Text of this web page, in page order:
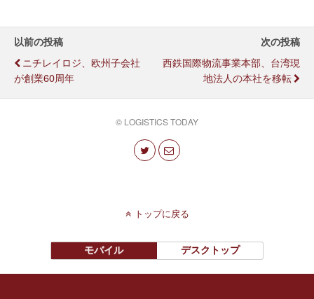
以前の投稿
ニチレイロジ、欧州子会社
が創業60周年
次の投稿
西鉄国際物流事業本部、台湾現
地法人の本社を移転
© LOGISTICS TODAY
トップに戻る
モバイル デスクトップ